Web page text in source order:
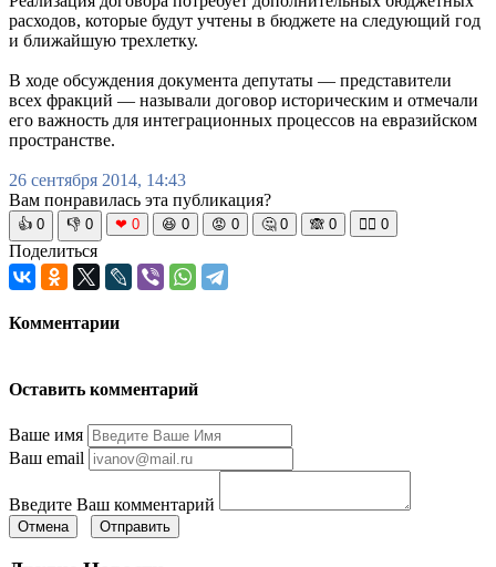
расходов, которые будут учтены в бюджете на следующий год
и ближайшую трехлетку.
В ходе обсуждения документа депутаты — представители
всех фракций — называли договор историческим и отмечали
его важность для интеграционных процессов на евразийском
пространстве.
26 сентября 2014, 14:43
Вам понравилась эта публикация?
👍 0 👎 0 ❤ 0 😆 0 😡 0 🤔 0 🙈 0 🧘‍♀️ 0
Поделиться
Комментарии
Оставить комментарий
Ваше имя
Ваш email
Введите Ваш комментарий
Отмена Отправить